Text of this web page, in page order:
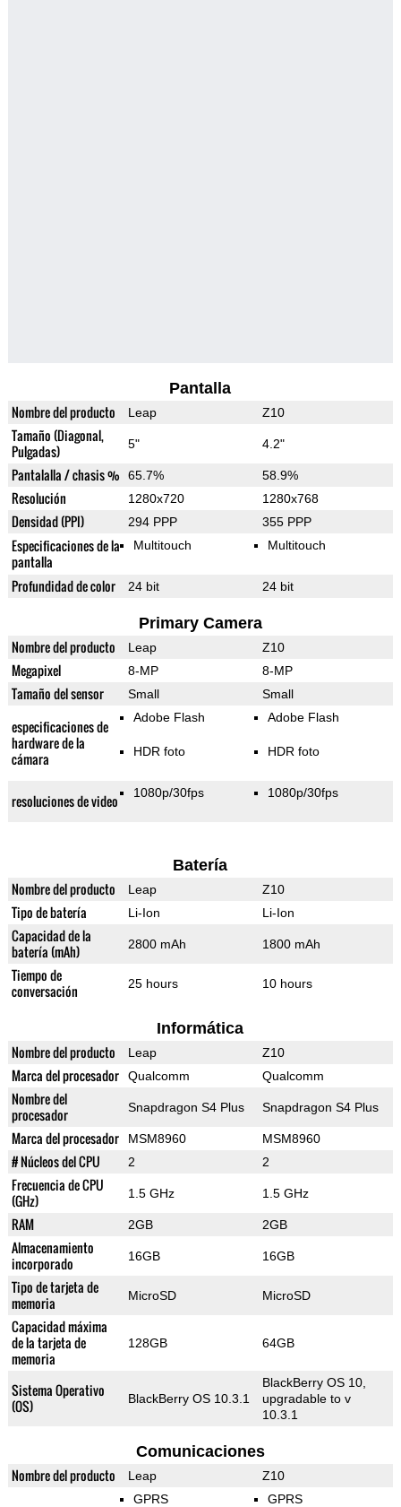
Pantalla
Nombre del producto Leap Z10
Tamaño (Diagonal,
Pulgadas)
5" 4.2"
Pantalalla / chasis % 65.7% 58.9%
Resolución 1280x720 1280x768
Densidad (PPI) 294 PPP 355 PPP
Especificaciones de la
pantalla
Multitouch Multitouch
Profundidad de color 24 bit 24 bit
Primary Camera
Nombre del producto Leap Z10
Megapixel 8-MP 8-MP
Tamaño del sensor Small Small
especificaciones de
hardware de la
cámara
Adobe Flash
HDR foto
Adobe Flash
HDR foto
resoluciones de video 1080p/30fps 1080p/30fps
Batería
Nombre del producto Leap Z10
Tipo de batería Li-Ion Li-Ion
Capacidad de la
batería (mAh)
2800 mAh 1800 mAh
Tiempo de
conversación
25 hours 10 hours
Informática
Nombre del producto Leap Z10
Marca del procesador Qualcomm Qualcomm
Nombre del
procesador
Snapdragon S4 Plus Snapdragon S4 Plus
Marca del procesador MSM8960 MSM8960
# Núcleos del CPU 2 2
Frecuencia de CPU
(GHz)
1.5 GHz 1.5 GHz
RAM 2GB 2GB
Almacenamiento
incorporado
16GB 16GB
Tipo de tarjeta de
memoria
MicroSD MicroSD
Capacidad máxima
de la tarjeta de
memoria
128GB 64GB
Sistema Operativo
(OS)
BlackBerry OS 10.3.1
BlackBerry OS 10,
upgradable to v
10.3.1
Comunicaciones
Nombre del producto Leap
Z10
GPRS
GPRS